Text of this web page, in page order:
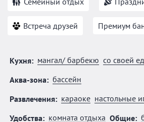
Встреча друзей Премиум
Кухня: мангал/ барбекю со своей
Аква-зона: бассейн
Развлечения: караоке настольные
Удобства: комната отдыха Общие: